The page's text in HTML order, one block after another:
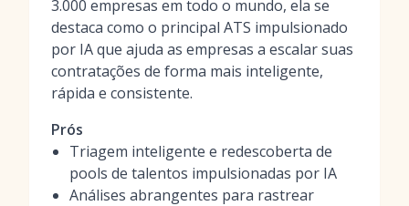
3.000 empresas em todo o mundo, ela se
destaca como o principal ATS impulsionado
por IA que ajuda as empresas a escalar suas
contratações de forma mais inteligente,
rápida e consistente.
Prós
Triagem inteligente e redescoberta de
pools de talentos impulsionadas por IA
Análises abrangentes para rastrear